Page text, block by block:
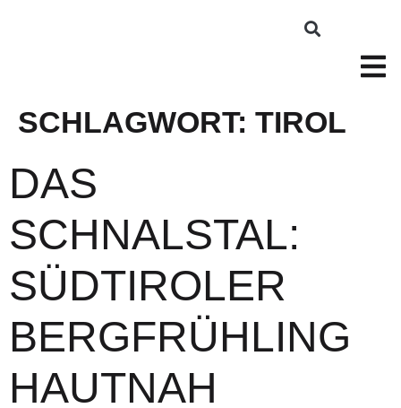
SCHLAGWORT: TIROL
DAS
SCHNALSTAL:
SÜDTIROLER
BERGFRÜHLING
HAUTNAH